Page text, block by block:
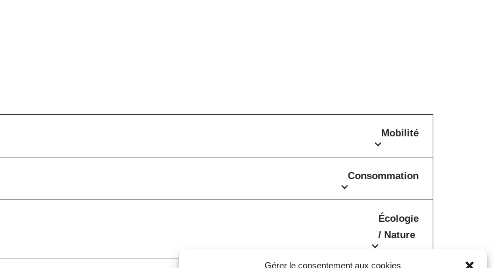
Gérer le consentement aux cookies
Mobilité
Consommation
Écologie
/ Nature